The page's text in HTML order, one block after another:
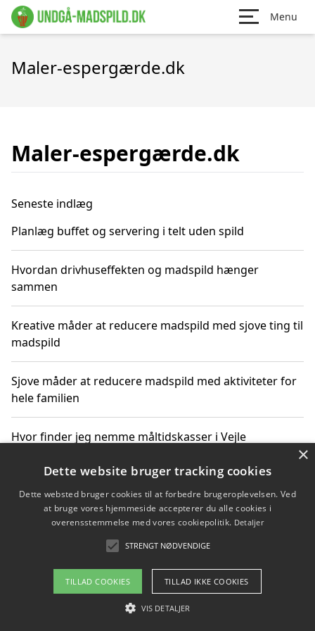
Menu
Maler-espergærde.dk
Maler-espergærde.dk
Seneste indlæg
Planlæg buffet og servering i telt uden spild
Hvordan drivhuseffekten og madspild hænger
sammen
Kreative måder at reducere madspild med sjove ting til
madspild
Sjove måder at reducere madspild med aktiviteter for
hele familien
Hvor finder jeg nemme måltidskasser i Vejle
Copyright 2026 - Pilanto Aps
Om / kontakt
Blog Betingelser
×
Dette website bruger tracking cookies
Dette websted bruger cookies til at forbedre brugeroplevelsen. Ved
at bruge vores hjemmeside accepterer du alle cookies i
overensstemmelse med vores cookiepolitik. Detaljer
STRENGT NØDVENDIGE
TILLAD COOKIES TILLAD IKKE COOKIES
VIS DETALJER